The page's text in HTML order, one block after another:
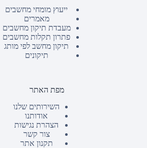
ייעוץ מומחי מחשבים
מאמרים
מעבדת תיקון מחשבים
פתרון תקלות מחשבים
תיקון מחשב לפי מותג
תיקונים
מפת האתר
השירותים שלנו
אודותנו
הצהרת נגישות
צור קשר
תקנון אתר